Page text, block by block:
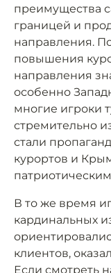
преимущества
границей и
направления.
повышения
направления
особенно
многие игроки
стремительно
стали
курортов и
В то же время
кардинальных
клиентов,
Если смотреть